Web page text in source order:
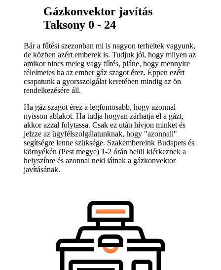
Gázkonvektor javítás
Taksony 0 - 24
Bár a fűtési szezonban mi is nagyon terheltek vagyunk,
de közben azért emberek is. Tudjuk jól, hogy milyen az
amikor nincs meleg vagy fűtés, pláne, hogy mennyire
félelmetes ha az ember gáz szagot érez. Éppen ezért
csapatunk a gyorsszolgálat keretében mindig az ön
rendelkezésére áll.
Ha gáz szagot érez a legfontosabb, hogy azonnal
nyisson ablakot. Ha tudja hogyan zárhatja el a gázt,
akkor azzal folytassa. Csak ez után hívjon minket és
jelzze az ügyfélszolgálatunknak, hogy "azonnali"
segítségre lenne szüksége. Szakembereink Budapets és
környékén (Pest megye) 1-2 órán belül kiérkeznek a
helyszínre és azonnal neki látnak a gázkonvektor
javításának.